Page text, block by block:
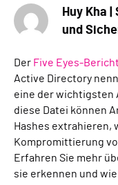
Huy Kha
und
Der Five Eyes-Bericht
Active Directory
eine der wichtigsten
diese Datei können
Hashes extrahieren,
Kompromittierung
Erfahren Sie mehr
sie erkennen und